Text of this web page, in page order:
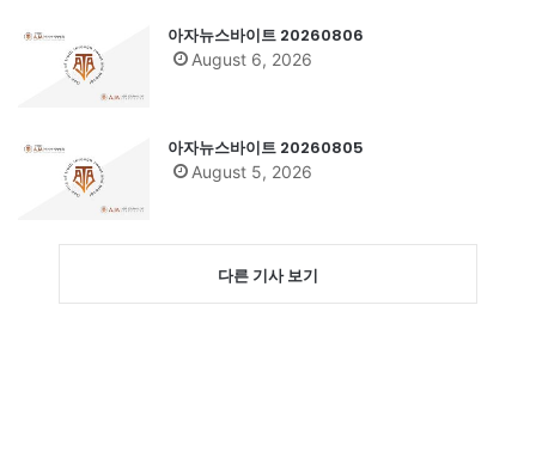
아자뉴스바이트 20260806
August 6, 2026
아자뉴스바이트 20260805
August 5, 2026
다른 기사 보기